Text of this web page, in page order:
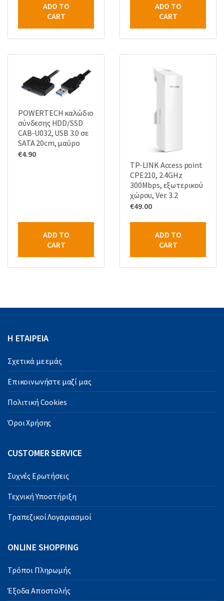
ADD TO
CART
ADD TO
CART
POWERTECH καλώδιο
σύνδεσης HDD/SSD
CAB-U032, USB 3.0 σε
SATA 20cm, μαύρο
€4.90
ADD TO
CART
TP-LINK Access point
CPE210, 2.4GHz
300Mbps, εξωτερικού
χώρου, Ver. 3.2
€49.00
ADD TO
CART
Η ΕΤΑΙΡΕΙΑ
Σχετικά με εμάς
Επικοινωνήστε μαζί μας
Πολιτική Cookies
Όροι Χρήσης
CUSTOMER SERVICE
Συχνές Ερωτήσεις
Τεχνική Υποστήριξη
Τραπεζικοί Λογαριασμοί
ONLINE SHOPPING
Τρόποι Πληρωμής
Έξοδα Αποστολής